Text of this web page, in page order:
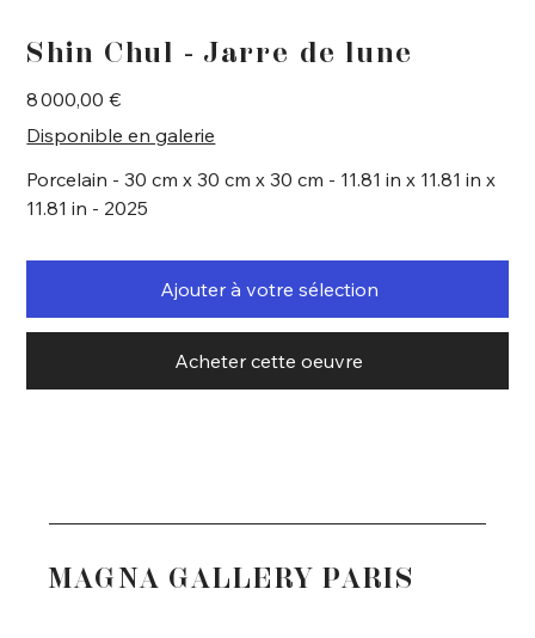
Shin Chul - Jarre de lune
Prix
8 000,00 €
Disponible en galerie
Porcelain - 30 cm x 30 cm x 30 cm - 11.81 in x 11.81 in x
11.81 in - 2025
Ajouter à votre sélection
Acheter cette oeuvre
MAGNA GALLERY PARIS